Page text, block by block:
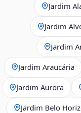
Jardim
Jardim
Jardim
Jardim Araucária
Jardim Aurora
Jardim Belo